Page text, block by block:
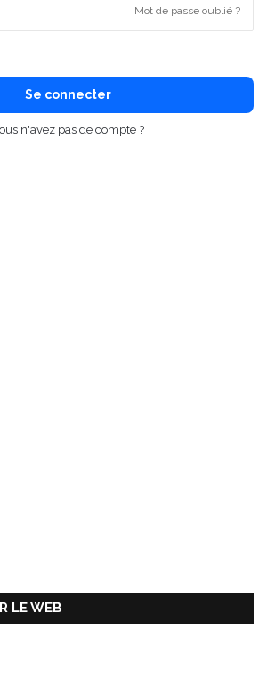
Mot de passe oublié ?
Se connecter
n'avez pas de compte ?
LE WEB